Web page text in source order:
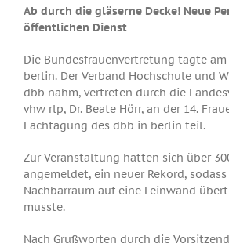
Ab durch die gläserne Decke! Neue
öffentlichen Dienst
Die Bundesfrauenvertretung tagte am
berlin. Der Verband Hochschule und
dbb nahm, vertreten durch die
vhw rlp, Dr. Beate Hörr, an der 14.
Fachtagung des dbb in berlin teil.
Zur Veranstaltung hatten sich über
angemeldet, ein neuer Rekord,
Nachbarraum auf eine Leinwand
musste.
Nach Grußworten durch die